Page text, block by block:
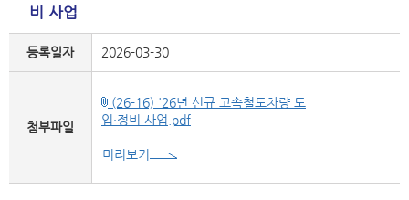
비 사업
등록일자 2026-03-30
첨부파일
(26-16) '26년 신규 고속철도차량 도
입·정비 사업.pdf
미리보기